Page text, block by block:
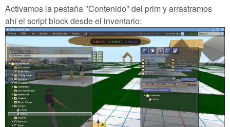
Activamos la pestaña "Contenido" del prim y arrastramos
ahí el script block desde el inventario: